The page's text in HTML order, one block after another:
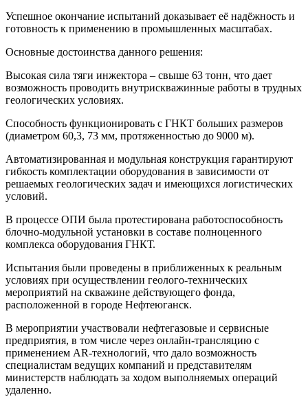
Успешное окончание испытаний доказывает её надёжность и
готовность к применению в промышленных масштабах.
Основные достоинства данного решения:
Высокая сила тяги инжектора – свыше 63 тонн, что дает
возможность проводить внутрискважинные работы в трудных
геологических условиях.
Способность функционировать с ГНКТ больших размеров
(диаметром 60,3, 73 мм, протяженностью до 9000 м).
Автоматизированная и модульная конструкция гарантируют
гибкость комплектации оборудования в зависимости от
решаемых геологических задач и имеющихся логистических
условий.
В процессе ОПИ была протестирована работоспособность
блочно-модульной установки в составе полноценного
комплекса оборудования ГНКТ.
Испытания были проведены в приближенных к реальным
условиях при осуществлении геолого-технических
мероприятий на скважине действующего фонда,
расположенной в городе Нефтеюганск.
В мероприятии участвовали нефтегазовые и сервисные
предприятия, в том числе через онлайн-трансляцию с
применением AR-технологий, что дало возможность
специалистам ведущих компаний и представителям
министерств наблюдать за ходом выполняемых операций
удаленно.